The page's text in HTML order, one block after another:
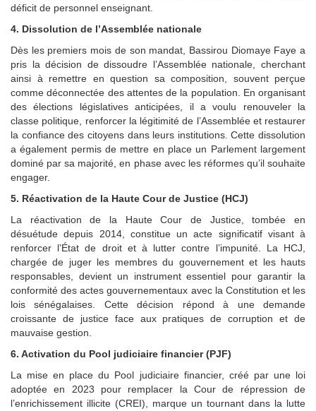
déficit de personnel enseignant.
4. Dissolution de l’Assemblée nationale
Dès les premiers mois de son mandat, Bassirou Diomaye Faye a
pris la décision de dissoudre l’Assemblée nationale, cherchant
ainsi à remettre en question sa composition, souvent perçue
comme déconnectée des attentes de la population. En organisant
des élections législatives anticipées, il a voulu renouveler la
classe politique, renforcer la légitimité de l’Assemblée et restaurer
la confiance des citoyens dans leurs institutions. Cette dissolution
a également permis de mettre en place un Parlement largement
dominé par sa majorité, en phase avec les réformes qu’il souhaite
engager.
5. Réactivation de la Haute Cour de Justice (HCJ)
La réactivation de la Haute Cour de Justice, tombée en
désuétude depuis 2014, constitue un acte significatif visant à
renforcer l’État de droit et à lutter contre l’impunité. La HCJ,
chargée de juger les membres du gouvernement et les hauts
responsables, devient un instrument essentiel pour garantir la
conformité des actes gouvernementaux avec la Constitution et les
lois sénégalaises. Cette décision répond à une demande
croissante de justice face aux pratiques de corruption et de
mauvaise gestion.
6. Activation du Pool judiciaire financier (PJF)
La mise en place du Pool judiciaire financier, créé par une loi
adoptée en 2023 pour remplacer la Cour de répression de
l’enrichissement illicite (CREI), marque un tournant dans la lutte